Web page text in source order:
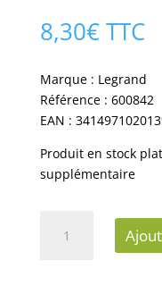
8,30€ TTC
Marque : Legrand
Référence : 600842
EAN :
Produit en stock
supplémentaire